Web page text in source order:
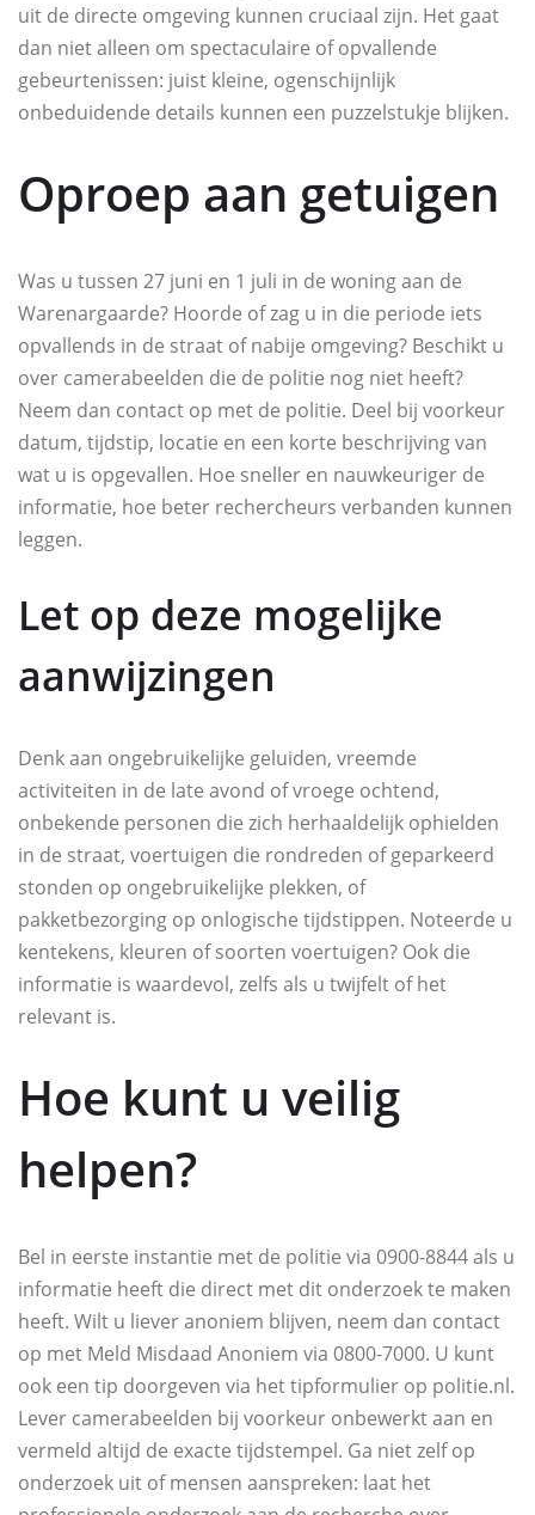
uit de directe omgeving kunnen cruciaal zijn. Het gaat
dan niet alleen om spectaculaire of opvallende
gebeurtenissen: juist kleine, ogenschijnlijk
onbeduidende details kunnen een puzzelstukje blijken.
Oproep aan getuigen
Was u tussen 27 juni en 1 juli in de woning aan de
Warenargaarde? Hoorde of zag u in die periode iets
opvallends in de straat of nabije omgeving? Beschikt u
over camerabeelden die de politie nog niet heeft?
Neem dan contact op met de politie. Deel bij voorkeur
datum, tijdstip, locatie en een korte beschrijving van
wat u is opgevallen. Hoe sneller en nauwkeuriger de
informatie, hoe beter rechercheurs verbanden kunnen
leggen.
Let op deze mogelijke
aanwijzingen
Denk aan ongebruikelijke geluiden, vreemde
activiteiten in de late avond of vroege ochtend,
onbekende personen die zich herhaaldelijk ophielden
in de straat, voertuigen die rondreden of geparkeerd
stonden op ongebruikelijke plekken, of
pakketbezorging op onlogische tijdstippen. Noteerde u
kentekens, kleuren of soorten voertuigen? Ook die
informatie is waardevol, zelfs als u twijfelt of het
relevant is.
Hoe kunt u veilig
helpen?
Bel in eerste instantie met de politie via 0900-8844 als u
informatie heeft die direct met dit onderzoek te maken
heeft. Wilt u liever anoniem blijven, neem dan contact
op met Meld Misdaad Anoniem via 0800-7000. U kunt
ook een tip doorgeven via het tipformulier op politie.nl.
Lever camerabeelden bij voorkeur onbewerkt aan en
vermeld altijd de exacte tijdstempel. Ga niet zelf op
onderzoek uit of mensen aanspreken: laat het